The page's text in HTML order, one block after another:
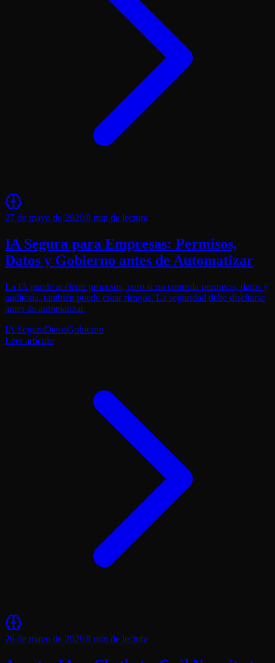
27 de mayo de 2026|8 min de lectura
IA Segura para Empresas: Permisos,
Datos y Gobierno antes de Automatizar
La IA puede acelerar procesos, pero si no controla permisos, datos y
auditoría, también puede crear riesgos. La seguridad debe diseñarse
antes de automatizar.
IA SeguraDatosGobierno
Leer artículo
26 de mayo de 2026|8 min de lectura